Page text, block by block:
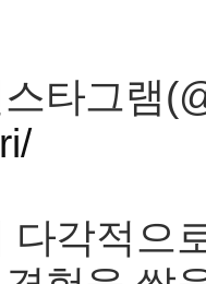
타그램
다각적으